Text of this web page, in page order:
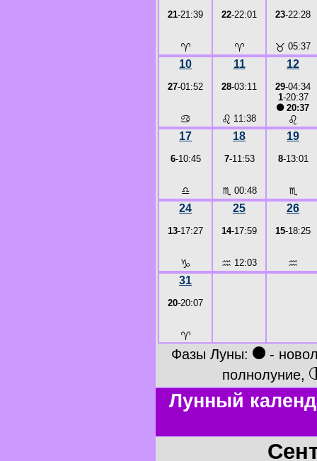
21-21:39
♈
22-22:01
♈
23-22:28
♉ 05:37
10
27-01:52
♋
11
28-03:11
♌ 11:38
12
29-04:34
1-20:37
●20:37
♌
17
6-10:45
♎
18
7-11:53
♏ 00:48
19
8-13:01
♏
24
13-17:27
♑
25
14-17:59
♒ 12:03
26
15-18:25
♒
31
20-20:07
♈
Фазы Луны: ● -
полнолуние,
Лунный